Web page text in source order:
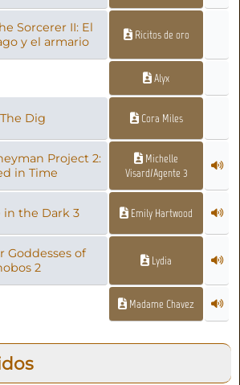
Sorcerer II: El
y el armario
Ricitos de oro
Alyx
The Dig Cora Miles
Project 2:
in Time
Michelle
Visard/Agente 3
the Dark 3 Emily Hartwood
Goddesses of
2
Lydia
Madame Chavez